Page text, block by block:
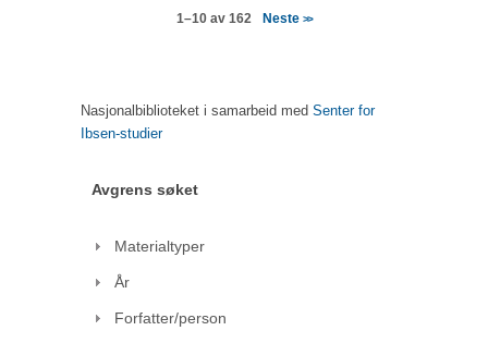
1–10 av 162 Neste >>
Nasjonalbiblioteket i samarbeid med Senter for
Ibsen-studier
Avgrens søket
Materialtyper
År
Forfatter/person